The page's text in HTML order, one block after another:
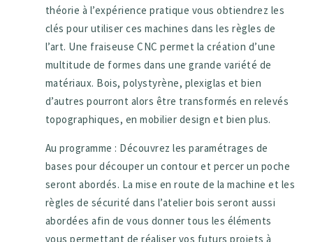
théorie à l’expérience pratique vous obtiendrez les
clés pour utiliser ces machines dans les règles de
l’art. Une fraiseuse CNC permet la création d’une
multitude de formes dans une grande variété de
matériaux. Bois, polystyrène, plexiglas et bien
d’autres pourront alors être transformés en relevés
topographiques, en mobilier design et bien plus.
Au programme : Découvrez les paramétrages de
bases pour découper un contour et percer un poche
seront abordés. La mise en route de la machine et les
règles de sécurité dans l’atelier bois seront aussi
abordées afin de vous donner tous les éléments
vous permettant de réaliser vos futurs projets à